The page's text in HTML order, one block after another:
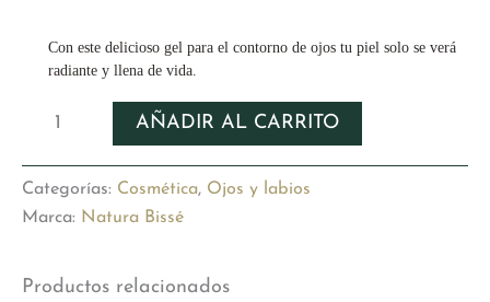
Con este delicioso gel para el contorno de ojos tu piel solo se verá
radiante y llena de vida.
VITAMIN
AÑADIR AL CARRITO
Categorías: Cosmética, Ojos y labios
Marca: Natura Bissé
Productos relacionados